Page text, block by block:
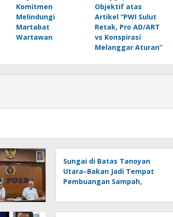
Komitmen
Melindungi
Martabat
Wartawan
Objektif atas
Artikel “PWI Sulut
Retak, Pro AD/ART
vs Konspirasi
Melanggar Aturan”
Sungai di Batas Tanoyan
Utara–Bakan Jadi Tempat
Pembuangan Sampah,
Kontrol Pemerintah
Dipertanyakan